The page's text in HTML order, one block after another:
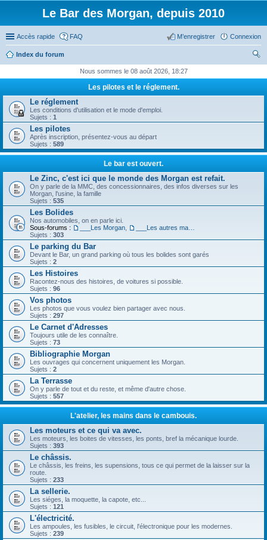
Le Bar des Morgan, depuis 2010
Accès rapide FAQ Connexion
M’enregistrer
Index du forum
ch
Nous sommes le 08 août 2026, 18:27
Les pilotes et le réglement.
Le réglement
Les conditions d'utilisation et le mode d'emploi.
Sujets : 1
Les pilotes
Après inscription, présentez-vous au départ
Sujets : 589
Le bar est ouvert.
Le Zinc, c'est ici que le monde des Morgan est refait.
On y parle de la MMC, des concessionnaires, des infos diverses sur les
Morgan, l'usine, la famille
Sujets : 535
Les Bolides
Nos automobiles, on en parle ici.
Sous-forums :
___Les Morgan
Sujets : 303
Le parking du Bar
Devant le Bar, un grand parking où tous les bolides sont garés
Sujets : 2
Les Histoires
Racontez-nous des histoires, de voitures si possible.
Sujets : 96
Vos photos
Les photos que vous voulez bien partager avec nous.
Sujets : 297
Le Carnet d'Adresses
Toujours utile de les connaître.
Sujets : 73
Bibliographie Morgan
Les ouvrages qui concernent uniquement les Morgan.
Sujets : 2
La Terrasse
On y parle de tout et du reste, et même d'autre chose.
Sujets : 557
L'atelier, les mains dans le cambouis.
Les moteurs et ce qui va avec.
Les moteurs, les boites de vitesses, les ponts, bref la mécanique lourde.
Sujets : 393
Le châssis.
Le châssis, les freins, les supensions, tous ce qui permet de la laisser sur la
route.
Sujets : 233
La sellerie.
Les siéges, la moquette, la capote, etc...
Sujets : 121
L'électricité.
Les ampoules, les fusibles, le circuit, l'électronique pour les modernes.
Sujets : 239